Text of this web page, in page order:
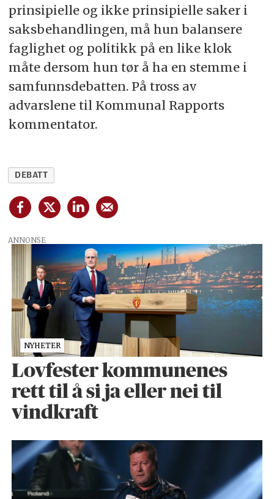
prinsipielle og ikke prinsipielle saker i
saksbehandlingen, må hun balansere
faglighet og politikk på en like klok
måte dersom hun tør å ha en stemme i
samfunnsdebatten. På tross av
advarslene til Kommunal Rapports
kommentator.
DEBATT
ANNONSE
NYHETER
Lovfester kommunenes
rett til å si ja eller nei til
vindkraft